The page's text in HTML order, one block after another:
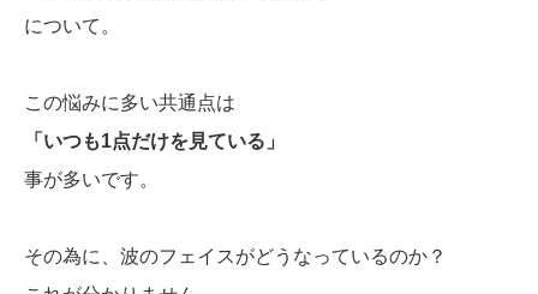
について。
この悩みに多い共通点は
「いつも1点だけを見ている」
事が多いです。
その為に、波のフェイスがどうなっているのか？